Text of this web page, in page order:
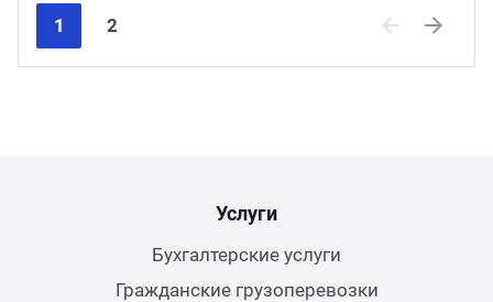
1
2
Услуги
Бухгалтерские услуги
Гражданские грузоперевозки